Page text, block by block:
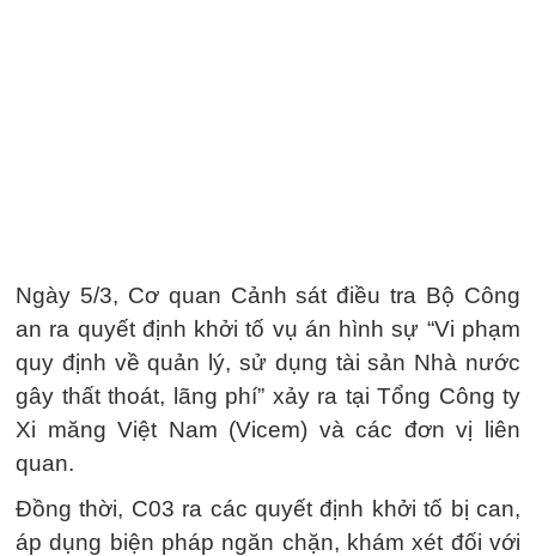
Ngày 5/3, Cơ quan Cảnh sát điều tra Bộ Công
an ra quyết định khởi tố vụ án hình sự “Vi phạm
quy định về quản lý, sử dụng tài sản Nhà nước
gây thất thoát, lãng phí” xảy ra tại Tổng Công ty
Xi măng Việt Nam (Vicem) và các đơn vị liên
quan.
Đồng thời, C03 ra các quyết định khởi tố bị can,
áp dụng biện pháp ngăn chặn, khám xét đối với